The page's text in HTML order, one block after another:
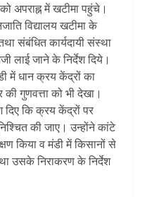
अपराह्न में खटीमा पहुंचे।
विद्यालय खटीमा के
संबंधित कार्यदायी संस्था
लाई जाने के निर्देश दिये।
में धान क्रय केंद्रों का
गुणवत्ता को भी देखा।
दिए कि क्रय केंद्रों पर
की जाए। उन्होंने कांटे
किया व मंडी में किसानों से
उसके निराकरण के निर्देश